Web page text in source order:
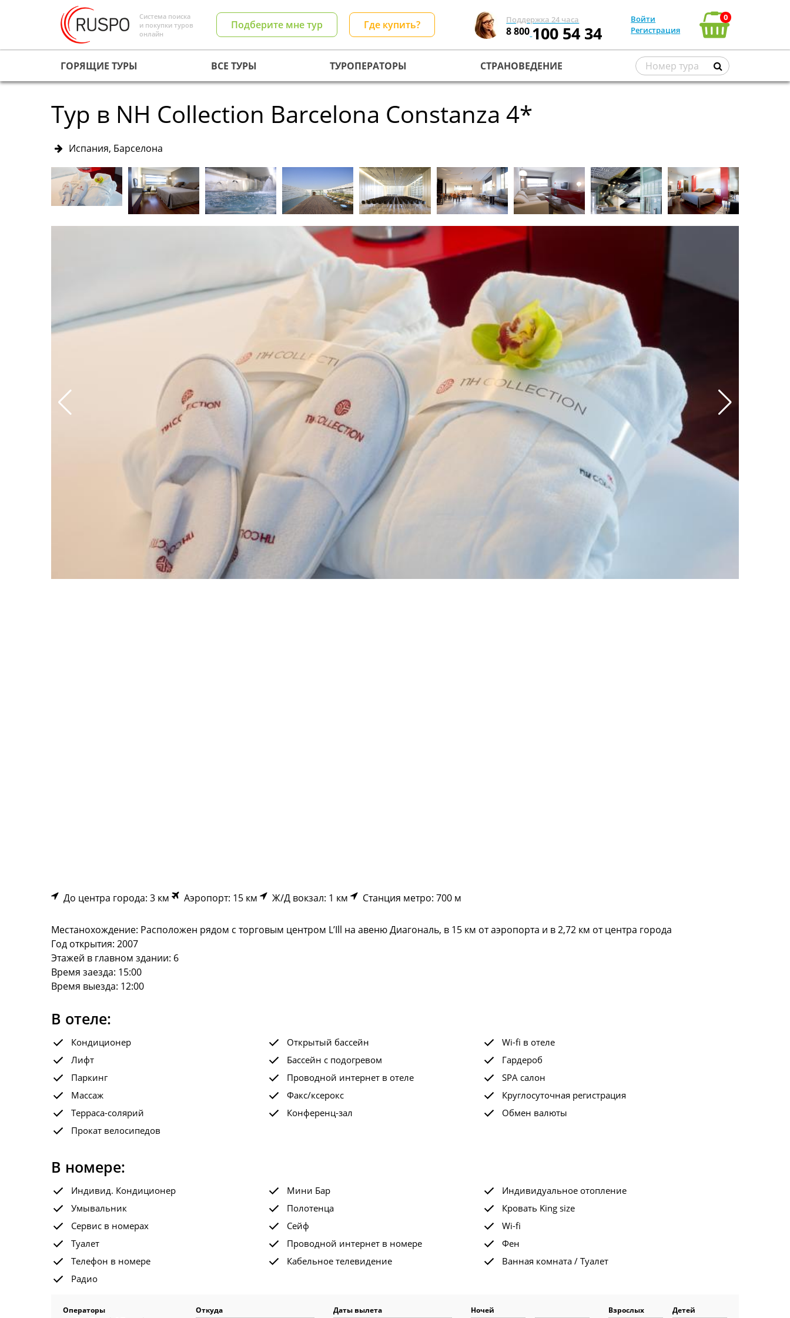
Система поиска
и покупки туров
онлайн
Подберите мне тур Где купить? Поддержка 24 часа
8 800100 54 34
Войти
Регистрация
0
ГОРЯЩИЕ ТУРЫ ВСЕ ТУРЫ ТУРОПЕРАТОРЫ СТРАНОВЕДЕНИЕ
Тур в NH Collection Barcelona Constanza 4*
Испания, Барселона
До центра города: 3 км Аэропорт: 15 км Ж/Д вокзал: 1 км Станция метро: 700 м
Местанохождение: Расположен рядом с торговым центром L’Ill на авеню Диагональ, в 15 км от аэропорта и в 2,72 км от центра города
Год открытия: 2007
Этажей в главном здании: 6
Время заезда: 15:00
Время выезда: 12:00
В отеле:
Кондиционер Открытый бассейн
Wi-fi в отеле
Лифт
Бассейн с подогревом
Гардероб
Паркинг
Проводной интернет в отеле
SPA салон
Массаж
Факс/ксерокс
Круглосуточная регистрация
Терраса-солярий
Конференц-зал
Обмен валюты
Прокат велосипедов
В номере:
Индивид. Кондиционер Мини Бар
Индивидуальное отопление
Умывальник
Полотенца
Кровать King size
Сервис в номерах
Сейф
Wi-fi
Туалет
Проводной интернет в номере
Фен
Телефон в номере
Кабельное телевидение
Ванная комната / Туалет
Радио
Операторы Откуда Даты вылета Ночей Взрослых Детей